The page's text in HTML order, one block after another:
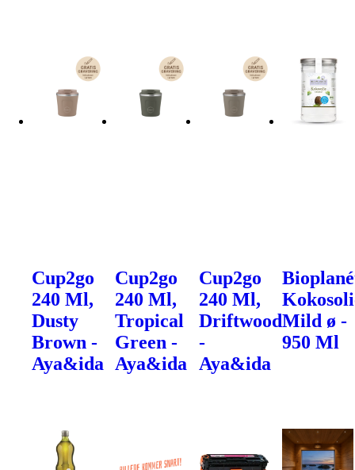
Cup2go
240 Ml,
Dusty
Brown -
Aya&ida
Cup2go
240 Ml,
Tropical
Green -
Aya&ida
Cup2go
240 Ml,
Driftwood
-
Aya&ida
Mild ø -
950 Ml